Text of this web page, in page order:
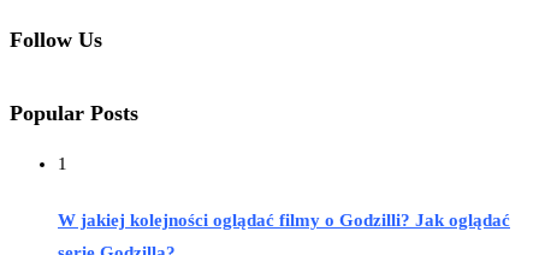
Follow Us
Popular Posts
1
W jakiej kolejności oglądać filmy o Godzilli? Jak oglądać